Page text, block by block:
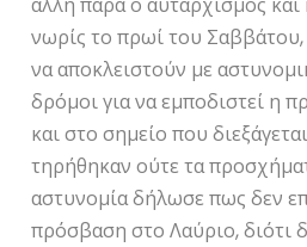
άλλη παρά ο αυταρχισμός
νωρίς το πρωί του Σαββάτου,
να αποκλειστούν με
δρόμοι για να εμποδιστεί η
και στο σημείο που
τηρήθηκαν ούτε τα
αστυνομία δήλωσε πως δεν
πρόσβαση στο Λαύριο, διότι